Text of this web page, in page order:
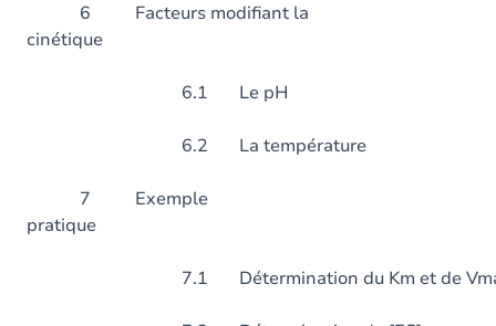
6 Facteurs modifiant la
cinétique
6.1 Le pH
6.2 La
7 Exemple
7.1 Détermination du Km et de